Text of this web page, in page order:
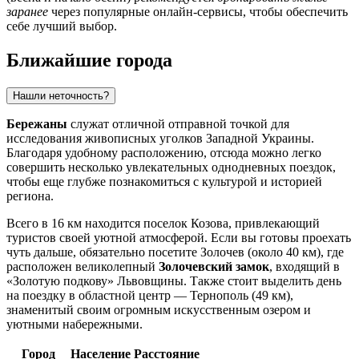
заранее через популярные онлайн-сервисы, чтобы обеспечить
себе лучший выбор.
Ближайшие города
Нашли неточность?
Бережаны служат отличной отправной точкой для
исследования живописных уголков Западной Украины.
Благодаря удобному расположению, отсюда можно легко
совершить несколько увлекательных однодневных поездок,
чтобы еще глубже познакомиться с культурой и историей
региона.
Всего в 16 км находится поселок Козова, привлекающий
туристов своей уютной атмосферой. Если вы готовы проехать
чуть дальше, обязательно посетите Золочев (около 40 км), где
расположен великолепный Золочевский замок, входящий в
«Золотую подкову» Львовщины. Также стоит выделить день
на поездку в областной центр — Тернополь (49 км),
знаменитый своим огромным искусственным озером и
уютными набережными.
Город Население Расстояние